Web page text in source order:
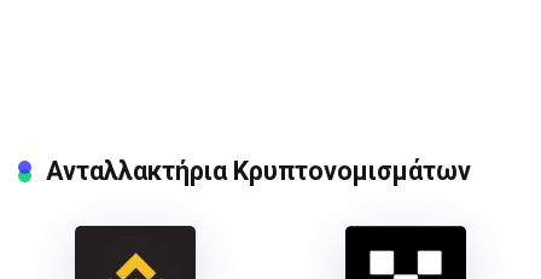
Ανταλλακτήρια Κρυπτονομισμάτων